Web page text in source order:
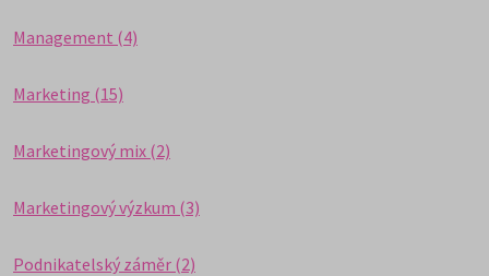
Management (4)
Marketing (15)
Marketingový mix (2)
Marketingový výzkum (3)
Podnikatelský záměr (2)